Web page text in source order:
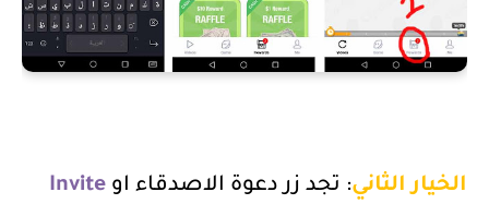
الخيار الثاني: تجد زر دعوة الاصدقاء او Invite